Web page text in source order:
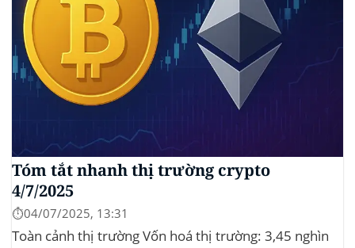
Tóm tắt nhanh thị trường crypto
4/7/2025
⏱️04/07/2025, 13:31
Toàn cảnh thị trường Vốn hoá thị trường: 3,45 nghìn